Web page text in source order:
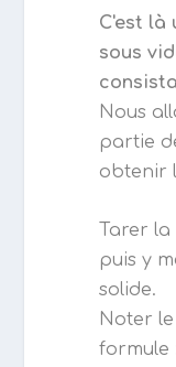
C'est là
sous
Nous
partie
obtenir
Tarer
puis y
solide.
Noter
formule